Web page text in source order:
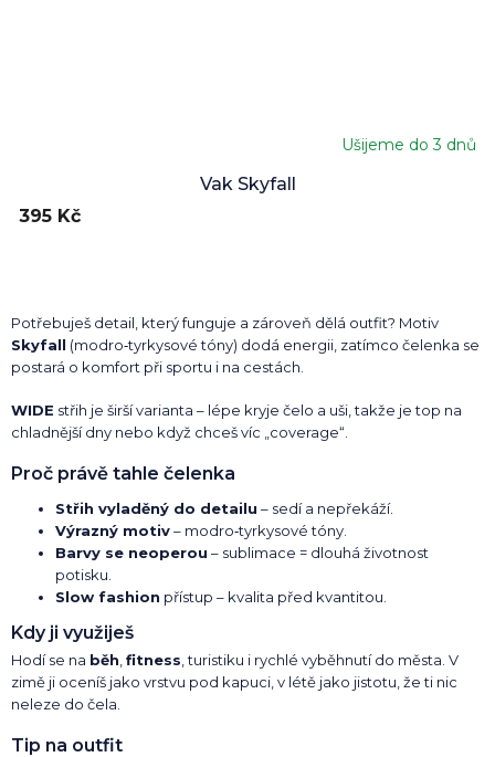
Vak Skyfall
Ušijeme do 3 dnů
395 Kč
Potřebuješ detail, který funguje a zároveň dělá outfit? Motiv
Skyfall (modro‑tyrkysové tóny) dodá energii, zatímco čelenka se
postará o komfort při sportu i na cestách.
WIDE střih je širší varianta – lépe kryje čelo a uši, takže je top na
chladnější dny nebo když chceš víc „coverage“.
Proč právě tahle čelenka
Střih vyladěný do detailu – sedí a nepřekáží.
Výrazný motiv– modro‑tyrkysové tóny.
Barvy se neoperou – sublimace = dlouhá životnost
potisku.
Slow fashion přístup – kvalita před kvantitou.
Kdy ji využiješ
Hodí se na běh fitness , turistiku i rychlé vyběhnutí do města. V
zimě ji oceníš jako vrstvu pod kapuci, v létě jako jistotu, že ti nic
neleze do čela.
Tip na outfit